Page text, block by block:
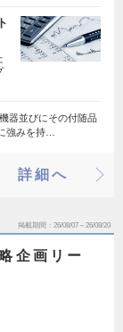
器並びにその付随品
強みを持…
詳細へ
掲載期間 26/08/07～26/08/20
企画リー